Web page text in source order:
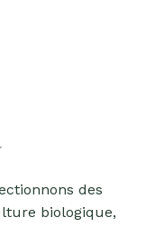
des
biologique,